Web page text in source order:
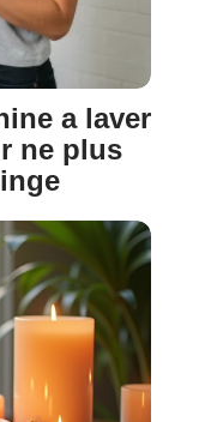
a laver
ne plus